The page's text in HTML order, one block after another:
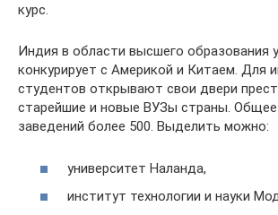
курс.
Индия в области высшего образования
конкурирует с Америкой и Китаем. Для
студентов открывают свои двери
старейшие и новые ВУЗы страны. Общее
заведений более 500. Выделить можно:
университет Наланда,
институт технологии и науки